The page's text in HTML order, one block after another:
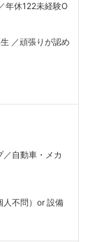
年休122未経験O
／頑張りが認め
自動車・メカ
人不問）or 設備